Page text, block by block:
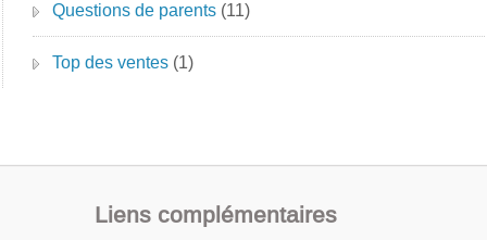
Questions de parents (11)
Top des ventes (1)
Liens complémentaires